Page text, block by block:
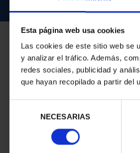
Esta página web usa cookies
Las cookies de este sitio web se
y analizar el tráfico. Además,
redes sociales, publicidad y
que hayan recopilado a partir del
consentimiento
NECESARIAS
ORDENAR POR:
4 Productos